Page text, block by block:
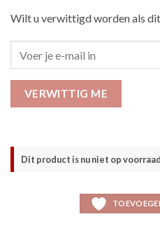
Wilt u verwittigd worden als
VERWITTIG ME
Dit product is nu niet op